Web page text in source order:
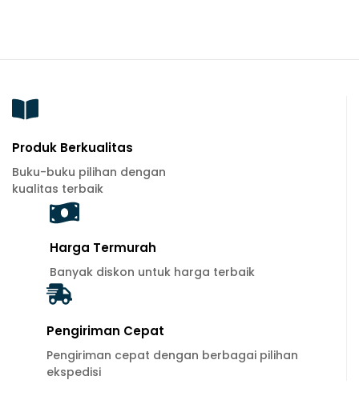
Produk Berkualitas
Buku-buku pilihan dengan
kualitas terbaik
Harga Termurah
Banyak diskon untuk harga terbaik
Pengiriman Cepat
Pengiriman cepat dengan berbagai pilihan
ekspedisi